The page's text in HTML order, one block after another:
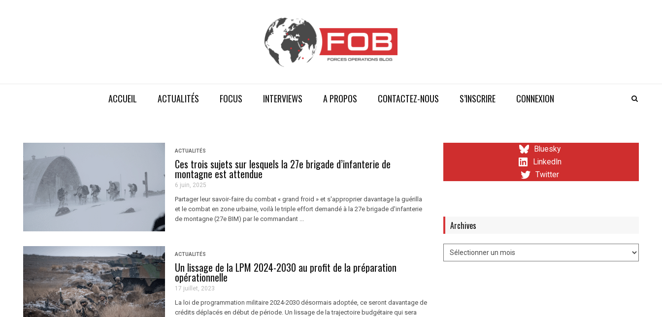
ACCUEIL ACTUALITÉS FOCUS INTERVIEWS A PROPOS CONTACTEZ-NOUS S’INSCRIRE CONNEXION
ACTUALITÉS
Ces trois sujets sur lesquels la 27e brigade d’infanterie de
montagne est attendue
6 juin, 2025
Partager leur savoir-faire du combat « grand froid » et s'approprier davantage la guérilla
et le combat en zone urbaine, voilà le triple effort demandé à la 27e brigade d'infanterie
de montagne (27e BIM) par le commandant ...
ACTUALITÉS
Un lissage de la LPM 2024-2030 au profit de la préparation
opérationnelle
17 juillet, 2023
La loi de programmation militaire 2024-2030 désormais adoptée, ce seront davantage de
crédits déplacés en début de période. Un lissage de la trajectoire budgétaire qui sera
Bluesky
LinkedIn
Twitter
Archives